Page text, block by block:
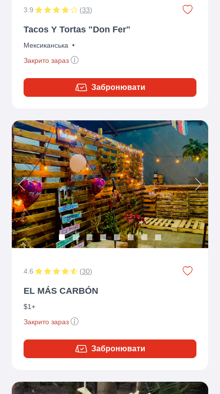
3.9 (33)
Tacos Y Tortas "Don Fer"
Мексиканська •
Закрито зараз
Забронювати
Previous Next
4.6 (30)
EL MÁS CARBÓN
$1+
Закрито зараз
Забронювати